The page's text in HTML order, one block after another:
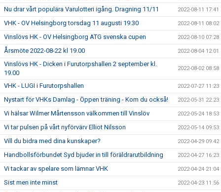
Nu drar vårt populära Varulotteri igång. Dragning 11/11 2022-08-11 17:41
VHK - OV Helsingborg torsdag 11 augusti 19.30 2022-08-11 08:02
Vinslövs HK - OV Helsingborg ATG svenska cupen 2022-08-10 07:28
Årsmöte 2022-08-22 kl 19.00 2022-08-04 12:01
Vinslövs HK - Dicken i Furutorpshallen 2 september kl.
19.00
2022-08-02 08:58
VHK - LUGI i Furutorpshallen 2022-07-27 11:23
Nystart för VHKs Damlag - Öppen träning - Kom du också! 2022-05-31 22:23
Vi hälsar Wilmer Mårtensson välkommen till Vinslöv 2022-05-24 18:53
Vi tar pulsen på vårt nyförvärv Elliot Nilsson 2022-05-14 09:53
Vill du bidra med dina kunskaper? 2022-04-29 09:42
Handbollsförbundet Syd bjuder in till föräldrarutbildning 2022-04-27 16:23
Vi tackar av spelare som lämnar VHK 2022-04-24 21:04
Sist men inte minst 2022-04-23 11:56